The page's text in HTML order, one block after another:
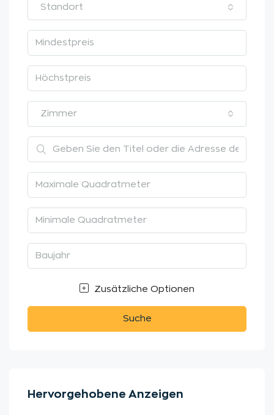
Standort
Zimmer
Zusätzliche Optionen
Suche
Hervorgehobene Anzeigen